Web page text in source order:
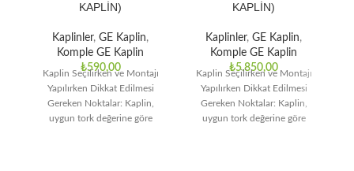
KAPLİN)
Kaplinler, GE Kaplin,
Komple GE Kaplin
₺590,00
Kaplin Seçilirken ve Montajı
Yapılırken Dikkat Edilmesi
Gereken Noktalar: Kaplin,
uygun tork değerine göre
KAPLİN)
Kaplinler, GE Kaplin,
Komple GE Kaplin
₺5.850,00
Kaplin Seçilirken ve Montajı
Yapılırken Dikkat Edilmesi
Gereken Noktalar: Kaplin,
uygun tork değerine göre